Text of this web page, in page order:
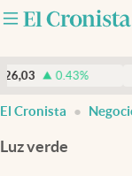
0.43%
El Cronista
Luz verde